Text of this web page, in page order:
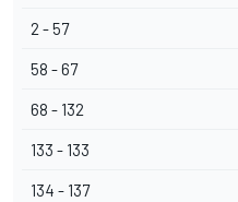
2 - 57
58 - 67
68 - 132
133 - 133
134 - 137